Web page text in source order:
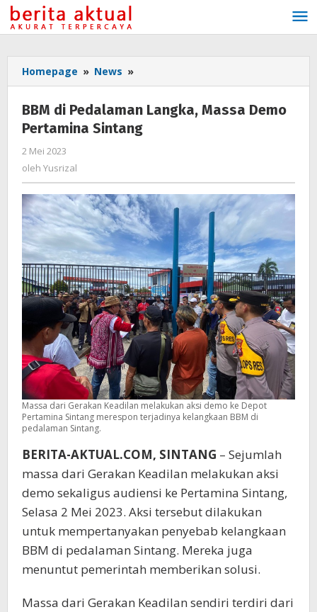
Lewati
ke
konten
Homepage » News »
di
Pedalaman
Langka,
Massa
BBM di Pedalaman Langka, Massa Demo
Pertamina Sintang
2 Mei 2023
Yusrizal
oleh Yusrizal
Massa dari Gerakan Keadilan melakukan aksi demo ke Depot
Pertamina Sintang merespon terjadinya kelangkaan BBM di
pedalaman Sintang.
BERITA-AKTUAL.COM, SINTANG – Sejumlah
massa dari Gerakan Keadilan melakukan aksi
demo sekaligus audiensi ke Pertamina Sintang,
Selasa 2 Mei 2023. Aksi tersebut dilakukan
untuk mempertanyakan penyebab kelangkaan
BBM di pedalaman Sintang. Mereka juga
menuntut pemerintah memberikan solusi.
Massa dari Gerakan Keadilan sendiri terdiri dari